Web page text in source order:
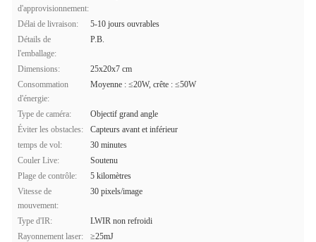
d'approvisionnement:
Délai de livraison:
5-10 jours ouvrables
Détails de
l'emballage:
P.B.
Dimensions:
25x20x7 cm
Consommation
d'énergie:
Moyenne : ≤20W, crête : ≤50W
Type de caméra:
Objectif grand angle
Éviter les obstacles:
Capteurs avant et inférieur
temps de vol:
30 minutes
Couler Live:
Soutenu
Plage de contrôle:
5 kilomètres
Vitesse de
mouvement:
30 pixels/image
Type d'IR:
LWIR non refroidi
Rayonnement laser:
≥25mJ